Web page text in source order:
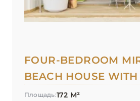
FOUR-BEDROOM
BEACH HOUSE
Площадь:172 М²